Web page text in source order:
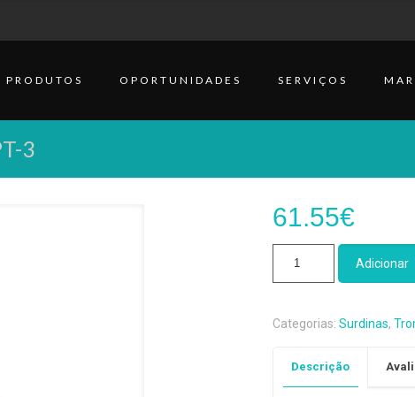
PRODUTOS OPORTUNIDADES SERVIÇOS
3
61.55€
Trompete
TPT-
Adicionar
Categorias:Surdinas,
Descrição